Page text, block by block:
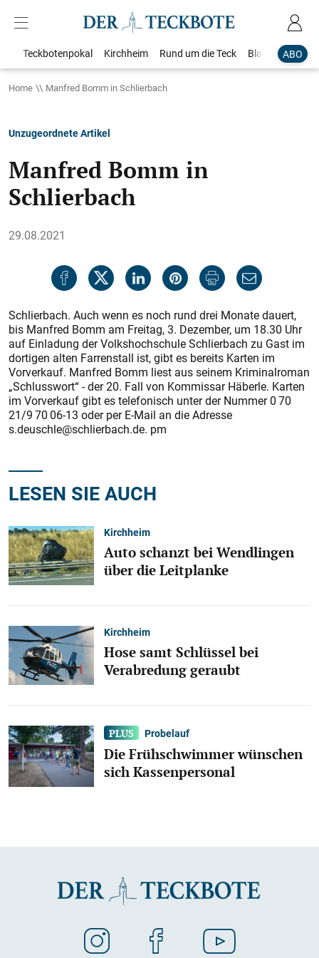
ABO
Teckbotenpokal Kirchheim Rund um die Teck Blaulicht
Home Manfred Bomm in Schlierbach
Unzugeordnete Artikel
Manfred Bomm in
Schlierbach
29.08.2021
Schlierbach. Auch wenn es noch rund drei Monate dauert,
bis Manfred Bomm am Freitag, 3. Dezember, um 18.30 Uhr
auf Einladung der Volkshochschule Schlierbach zu Gast im
dortigen alten Farrenstall ist, gibt es bereits Karten im
Vorverkauf. Manfred Bomm liest aus seinem Kriminalroman
„Schlusswort“ - der 20. Fall von Kommissar Häberle. Karten
im Vorverkauf gibt es telefonisch unter der Nummer 0 70
21/9 70 06-13 oder per E-Mail an die Adresse
s.deuschle@schlierbach.de. pm
LESEN SIE AUCH
Kirchheim
Auto schanzt bei Wendlingen
über die Leitplanke
Kirchheim
Hose samt Schlüssel bei
Verabredung geraubt
Probelauf
Die Frühschwimmer wünschen
sich Kassenpersonal